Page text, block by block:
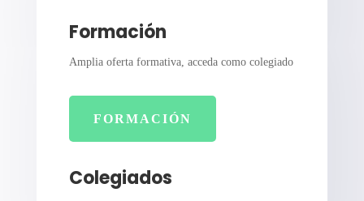
Formación
Amplia oferta formativa, acceda como colegiado
FORMACIÓN
Colegiados